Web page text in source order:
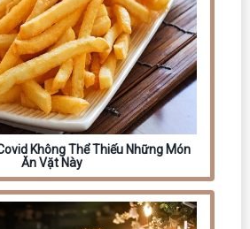
Không Thể Thiếu Những Món
Ăn Vặt Này